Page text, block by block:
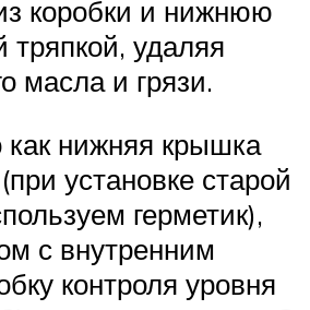
коробки и нижнюю
тряпкой, удаляя
масла и грязи.
как нижняя крышка
установке старой
герметик),
с внутренним
контроля уровня